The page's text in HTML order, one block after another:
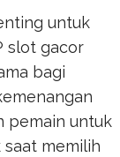
untuk
slot gacor
bagi
pemain untuk
memilih